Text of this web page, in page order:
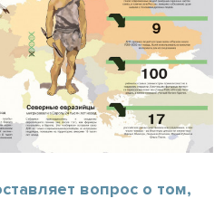
вопрос о том,